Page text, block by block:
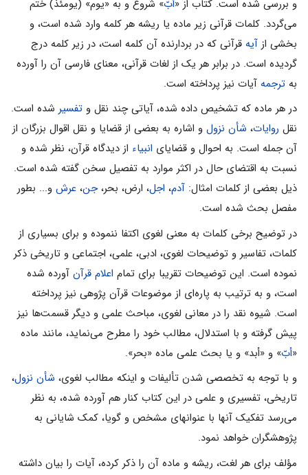
و بررسى شده است. کتاب از «أبّ» شروع و به «یوم» (یومئذ) ختم
مى‌گردد. کلمات قرآنى زیر ماده یا ریشه هر کلمه وارد شده است، و
بخشى از آیه قرآنى که در بردارنده آن کلمه است، در زیر کلمه درج
گردیده است. در برابر هر یک از لغات قرآنى، معناى فارسى آن را آورده
به ترجمه آیات نیز پرداخته است.
در هر ماده که تشخیص داده شده، آیاتى چند نقل و تفسیر شده است.
نقل روایات، شأن نزول و اشاره به بعضى از قضایا و نقل اقوال بزرگان از
آن جمله است. به احوال و قضایاى انبیاء از دیدگاه قرآن، نظر شده و
نسبت به اقتضاى حال در اکثر موارد به تفصیل سخن گفته شده است.
ذیل بعضى از کلمات امثال: آدم، اجل، ارض، بحر،جن، عرش و... بطور
مفصل بحث شده است.
در توضیح برخى کلمات به معنى لغوى اکتفا ننموده و براى بسیارى از
کلمات، تفاسیر و توضیحات لغوى، ادبى، علمى، اجتماعى و تاریخى ذکر
نموده است. این توضیحات تقریبا براى تمام اعلام قرآن آورده شده
است، و به ترتیب به پاره‌اى از موضوعات قرآن پژوهى نیز پرداخته
است. شیوه نقد را در معانى لغوى، مباحث علمى و دیگر قسمت‌ها نیز
پیش گرفته و با استدلال، مطالب خود را مطرح مى‌نماید، مانند ماده
«أبّ» و «أبد» و یا بحث علمى ماده «بحر».
و با توجه به تخصصى شدن تألیفات و اینکه مطالب لغوى، شأن نزول،
تاریخى، تفسیرى و علمى در این کتاب کنار هم آورده شده، به نظر
مى‌رسد تفکیک آنها با عنوانهاى مشخص و گویا، کمک شایانى به
پژوهشگران خواهد نمود.
مؤلف براى هر لغت، ریشه و ماده آن را ذکر کرده، آیات را بیان داشته